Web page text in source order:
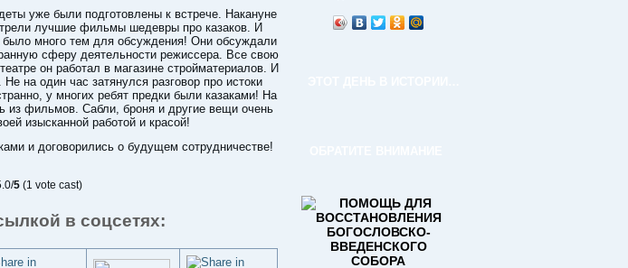
уже были подготовлены к встрече. Накануне
лучшие фильмы шедевры про казаков. И
было много тем для обсуждения! Они обсуждали
сферу деятельности режиссера. Все свою
он работал в магазине стройматериалов. И
на один час затянулся разговор про истоки
у многих ребят предки были казаками! На
из фильмов. Сабли, броня и другие вещи очень
изысканной работой и красой!
и договорились о будущем сотрудничестве!
5 (1 vote cast)
в соцсетях: